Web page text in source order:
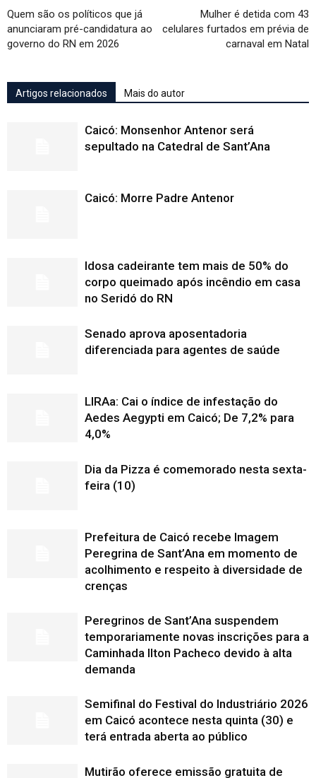
Quem são os políticos que já
anunciaram pré-candidatura ao
governo do RN em 2026
Mulher é detida com 43
celulares furtados em prévia de
carnaval em Natal
Artigos relacionados Mais do autor
Caicó: Monsenhor Antenor será
sepultado na Catedral de Sant’Ana
Caicó: Morre Padre Antenor
Idosa cadeirante tem mais de 50% do
corpo queimado após incêndio em casa
no Seridó do RN
Senado aprova aposentadoria
diferenciada para agentes de saúde
LIRAa: Cai o índice de infestação do
Aedes Aegypti em Caicó; De 7,2% para
4,0%
Dia da Pizza é comemorado nesta sexta-
feira (10)
Prefeitura de Caicó recebe Imagem
Peregrina de Sant’Ana em momento de
acolhimento e respeito à diversidade de
crenças
Peregrinos de Sant’Ana suspendem
temporariamente novas inscrições para a
Caminhada Ilton Pacheco devido à alta
demanda
Semifinal do Festival do Industriário 2026
em Caicó acontece nesta quinta (30) e
terá entrada aberta ao público
Mutirão oferece emissão gratuita de